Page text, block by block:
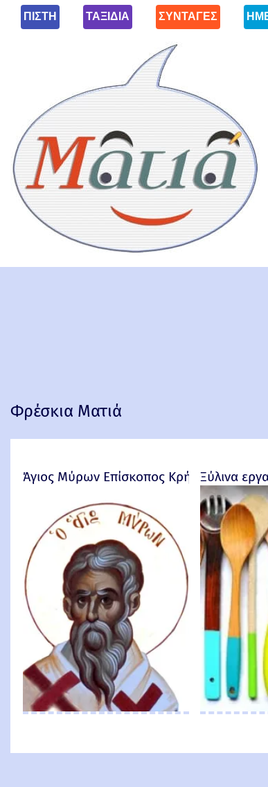
ΠΙΣΤΗ ΤΑΞΙΔΙΑ ΣΥΝΤΑΓΕΣ
Φρέσκια Ματιά
Άγιος Μύρων Επίσκοπος ΚρήτηςΞύλινα